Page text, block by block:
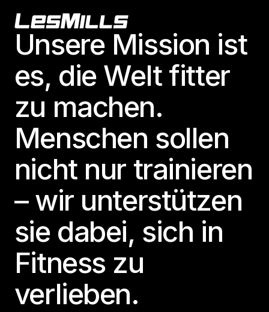
Footer
Unsere Mission ist
es, die Welt fitter
zu machen.
Menschen sollen
nicht nur trainieren
– wir unterstützen
sie dabei, sich in
Fitness zu
verlieben.